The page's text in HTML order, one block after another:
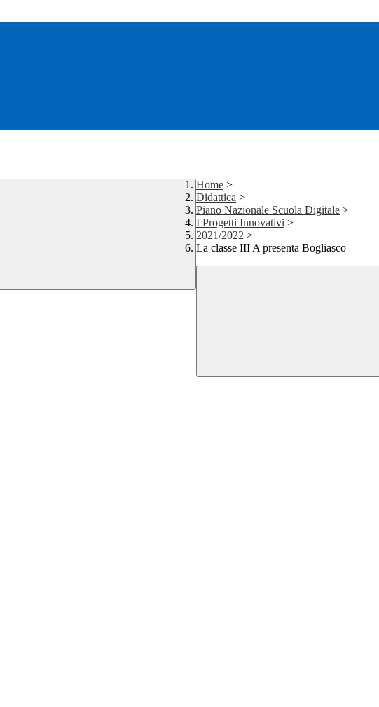
Home >
Didattica >
Piano Nazionale Scuola Digitale >
I Progetti Innovativi >
2021/2022 >
La classe III A presenta Bogliasco